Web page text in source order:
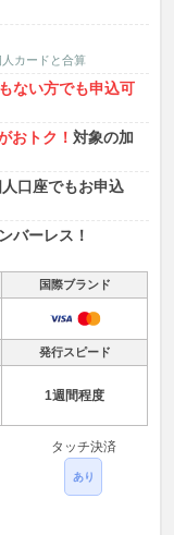
カードと合算
ない方でも申込可
おトク！対象の加
口座でもお申込
バーレス！
国際ブランド
発行スピード
1週間程度
タッチ決済
あり